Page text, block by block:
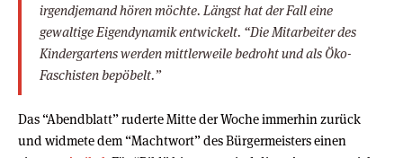
irgendjemand hören möchte. Längst hat der Fall eine
gewaltige Eigendynamik entwickelt. “Die Mitarbeiter des
Kindergartens werden mittlerweile bedroht und als Öko-
Faschisten bepöbelt.”
Das “Abendblatt” ruderte Mitte der Woche immerhin zurück
und widmete dem “Machtwort” des Bürgermeisters einen